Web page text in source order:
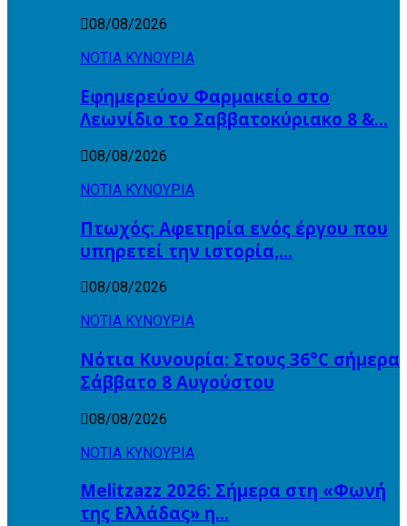
08/08/2026
ΝΟΤΙΑ ΚΥΝΟΥΡΙΑ
Εφημερεύον Φαρμακείο στο
Λεωνίδιο το Σαββατοκύριακο 8 &…
08/08/2026
ΝΟΤΙΑ ΚΥΝΟΥΡΙΑ
Πτωχός: Αφετηρία ενός έργου που
υπηρετεί την ιστορία,…
08/08/2026
ΝΟΤΙΑ ΚΥΝΟΥΡΙΑ
Νότια Κυνουρία: Στους 36°C σήμερα
Σάββατο 8 Αυγούστου
08/08/2026
ΝΟΤΙΑ ΚΥΝΟΥΡΙΑ
Melitzazz 2026: Σήμερα στη «Φωνή
της Ελλάδας» η…